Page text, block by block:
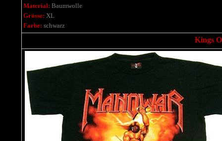
Material: Baumwolle
Grösse: XL
Farbe: schwarz
Kings